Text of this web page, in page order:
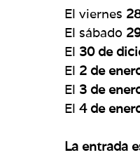
El viernes
El sábado
El 30 de
El 2 de
El 3 de
El 4 de
La entrada